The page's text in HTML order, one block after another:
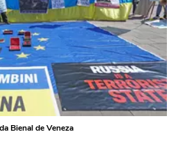
Bienal de Veneza